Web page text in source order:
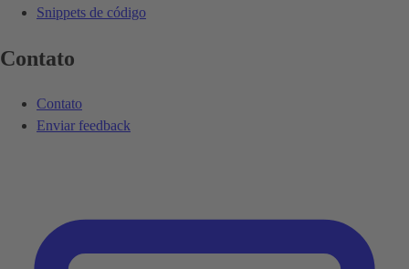
Snippets de código
Contato
Contato
Enviar feedback